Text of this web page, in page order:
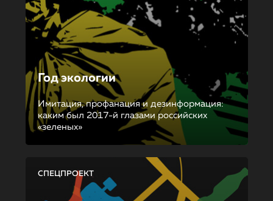
Год экологии
Имитация, профанация и дезинформация:
каким был 2017-й глазами российских
«зеленых»
СПЕЦПРОЕКТ